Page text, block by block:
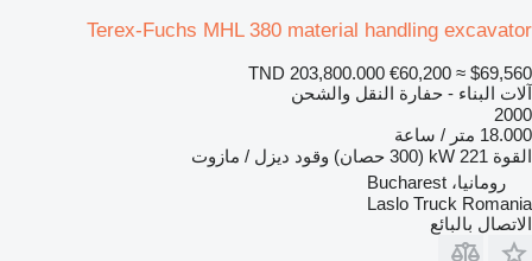
Terex-Fuchs MHL 380 material handling excavator
TND 203,800.000 €60,200 ≈ $69,560
آلات البناء - حفارة النقل والشحن
2000
18.000 متر / ساعة
القوة 221 kW (300 حصان) وقود ديزل / مازوت
رومانيا، Bucharest
Laslo Truck Romania
الاتصال بالبائع